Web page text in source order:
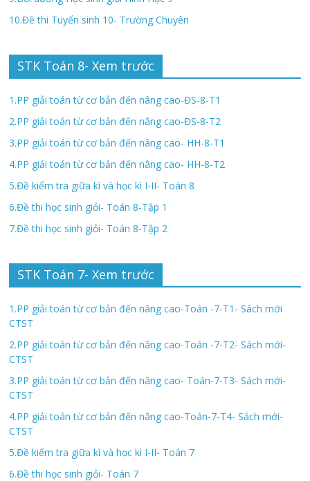
10.Đề thi Tuyển sinh 10- Trường Chuyên
STK Toán 8- Xem trước
1.PP giải toán từ cơ bản đến nâng cao-ĐS-8-T1
2.PP giải toán từ cơ bản đến nâng cao-ĐS-8-T2
3.PP giải toán từ cơ bản đến nâng cao- HH-8-T1
4.PP giải toán từ cơ bản đến nâng cao- HH-8-T2
5.Đề kiểm tra giữa kì và học kì I-II- Toán 8
6.Đề thi học sinh giỏi- Toán 8-Tập 1
7.Đề thi học sinh giỏi- Toán 8-Tập 2
STK Toán 7- Xem trước
1.PP giải toán từ cơ bản đến nâng cao-Toán -7-T1- Sách mới
CTST
2.PP giải toán từ cơ bản đến nâng cao-Toán -7-T2- Sách mới-
CTST
3.PP giải toán từ cơ bản đến nâng cao- Toán-7-T3- Sách mới-
CTST
4.PP giải toán từ cơ bản đến nâng cao-Toán-7-T4- Sách mới-
CTST
5.Đề kiểm tra giữa kì và học kì I-II- Toán 7
6.Đề thi học sinh giỏi- Toán 7